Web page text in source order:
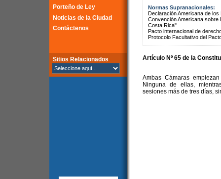
Porteño de Ley
Noticias de la Ciudad
Contáctenos
Sitios Relacionados
Normas Supranacionales:
Declaración Americana de
Convención Americana
Costa Rica"
Pacto internacional de
Protocolo Facultativo del
Artículo Nº 65 de la
Ambas Cámaras
Ninguna de ellas,
sesiones más de tres días,